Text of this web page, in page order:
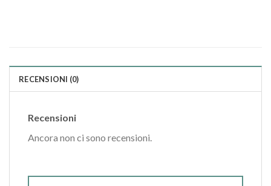
RECENSIONI (0)
Recensioni
Ancora non ci sono recensioni.